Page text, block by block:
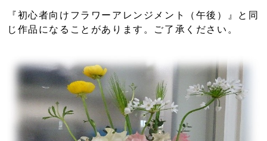
『初心者向けフラワーアレンジメント（午後）』と同
じ作品になることがあります。ご了承ください。